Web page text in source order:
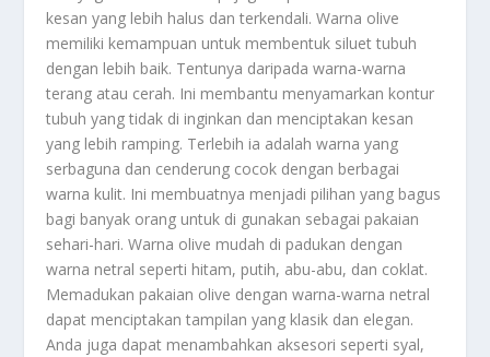
kesan yang lebih halus dan terkendali. Warna olive
memiliki kemampuan untuk membentuk siluet tubuh
dengan lebih baik. Tentunya daripada warna-warna
terang atau cerah. Ini membantu menyamarkan kontur
tubuh yang tidak di inginkan dan menciptakan kesan
yang lebih ramping. Terlebih ia adalah warna yang
serbaguna dan cenderung cocok dengan berbagai
warna kulit. Ini membuatnya menjadi pilihan yang bagus
bagi banyak orang untuk di gunakan sebagai pakaian
sehari-hari. Warna olive mudah di padukan dengan
warna netral seperti hitam, putih, abu-abu, dan coklat.
Memadukan pakaian olive dengan warna-warna netral
dapat menciptakan tampilan yang klasik dan elegan.
Anda juga dapat menambahkan aksesori seperti syal,